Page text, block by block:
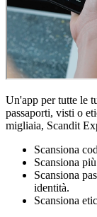
Un'app per tutte le
passaporti, visti o
migliaia, Scandit
Scansiona
Scansiona
Scansiona
identità.
Scansiona